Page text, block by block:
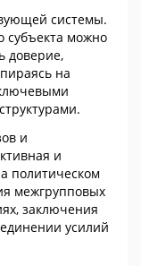
системы.
субъекта можно
доверие,
на
и
и
политическом
межгрупповых
заключения
усилий